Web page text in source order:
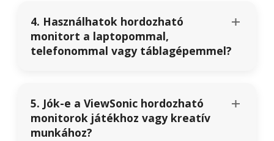
4. Használhatok hordozható
monitort a laptopommal,
telefonommal vagy táblagépemmel?
5. Jók-e a ViewSonic hordozható
monitorok játékhoz vagy kreatív
munkához?